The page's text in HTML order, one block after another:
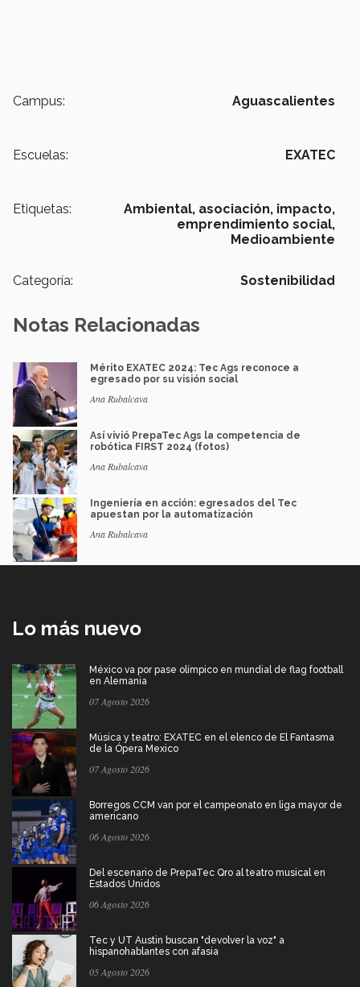
Campus: Aguascalientes
Escuelas: EXATEC
Etiquetas: Ambiental, asociación, impacto,
emprendimiento social,
Medioambiente
Categoría: Sostenibilidad
Notas Relacionadas
Mérito EXATEC 2024: Tec Ags reconoce a
egresado por su visión social
Ana Rubalcava
Así vivió PrepaTec Ags la competencia de
robótica FIRST 2024 (fotos)
Ana Rubalcava
Ingeniería en acción: egresados del Tec
apuestan por la automatización
Ana Rubalcava
Lo más nuevo
México va por pase olímpico en mundial de flag football
en Alemania
07 Agosto 2026
Música y teatro: EXATEC en el elenco de El Fantasma
de la Ópera Mexico
07 Agosto 2026
Borregos CCM van por el campeonato en liga mayor de
americano
06 Agosto 2026
Del escenario de PrepaTec Qro al teatro musical en
Estados Unidos
06 Agosto 2026
Tec y UT Austin buscan "devolver la voz" a
hispanohablantes con afasia
05 Agosto 2026